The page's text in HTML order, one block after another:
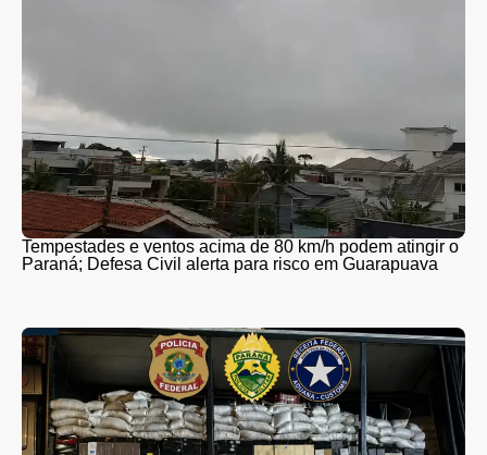
Tempestades e ventos acima de 80 km/h podem atingir o
Paraná; Defesa Civil alerta para risco em Guarapuava